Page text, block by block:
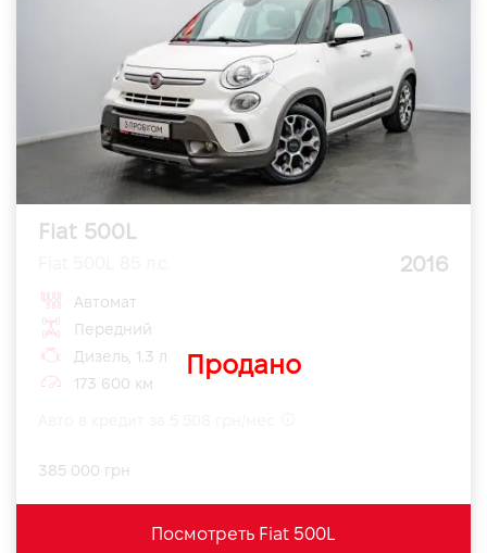
Fiat 500L
2016
Продано
Автомат
Передний
Дизель, 1.3 л
173 600 км
385 000 грн
Посмотреть Fiat 500L